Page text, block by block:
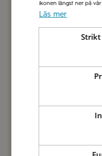
Kommentera här!
I torglistan finns
refereras till
ikonen längst ner på vår
Läs mer